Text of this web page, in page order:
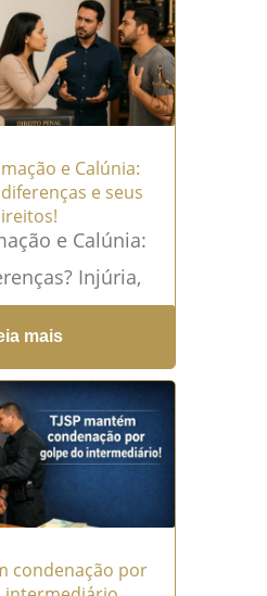
e Calúnia:
e seus
e Calúnia:
Injúria,
são
e, muitas
Em...
mais
condenação por